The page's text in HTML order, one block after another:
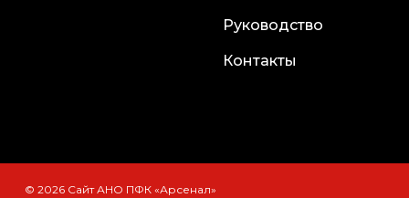
Руководство
Контакты
© 2026 Сайт АНО ПФК «Арсенал»